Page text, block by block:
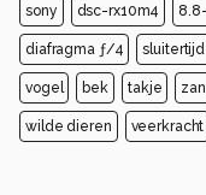
sony dsc-rx10m4
diafragma ƒ/4
vogel bek takje
wilde dieren veerkracht